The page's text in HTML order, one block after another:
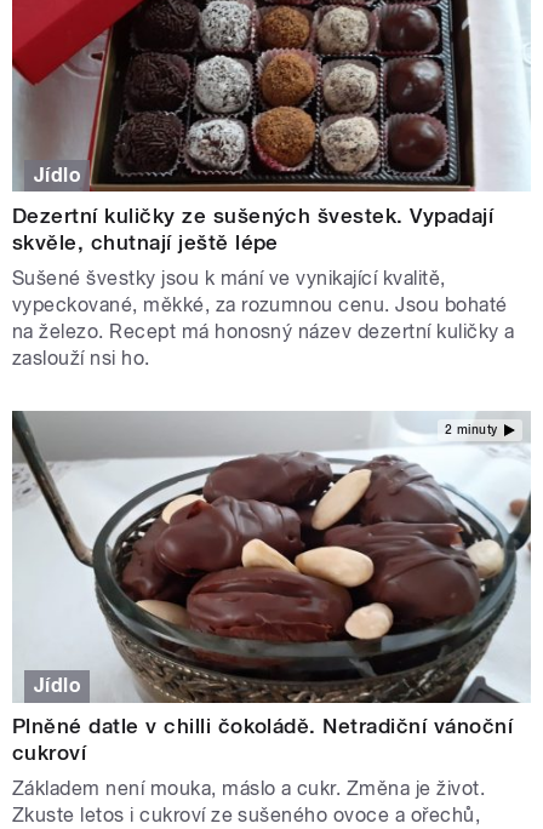
Jídlo
Dezertní kuličky ze sušených švestek. Vypadají
skvěle, chutnají ještě lépe
Sušené švestky jsou k mání ve vynikající kvalitě,
vypeckované, měkké, za rozumnou cenu. Jsou bohaté
na železo. Recept má honosný název dezertní kuličky a
zaslouží nsi ho.
2 minuty
Jídlo
Plněné datle v chilli čokoládě. Netradiční vánoční
cukroví
Základem není mouka, máslo a cukr. Změna je život.
Zkuste letos i cukroví ze sušeného ovoce a ořechů,